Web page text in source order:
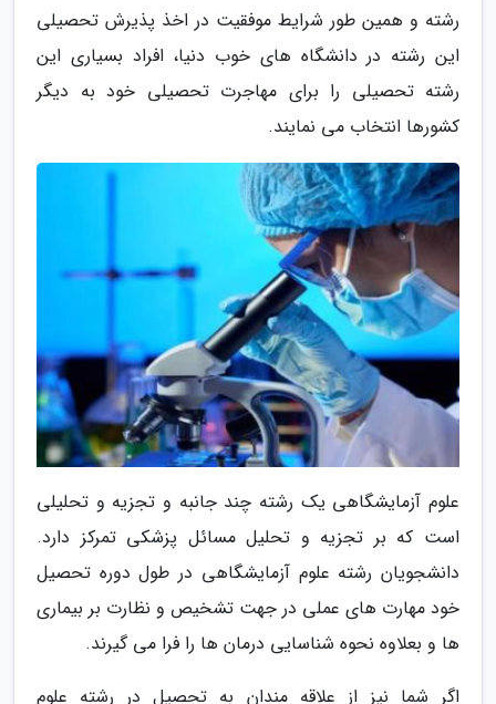
رشته و همین طور شرایط موفقیت در اخذ پذیرش تحصیلی
این رشته در دانشگاه های خوب دنیا، افراد بسیاری این
رشته تحصیلی را برای مهاجرت تحصیلی خود به دیگر
کشورها انتخاب می نمایند.
علوم آزمایشگاهی یک رشته چند جانبه و تجزیه و تحلیلی
است که بر تجزیه و تحلیل مسائل پزشکی تمرکز دارد.
دانشجویان رشته علوم آزمایشگاهی در طول دوره تحصیل
خود مهارت های عملی در جهت تشخیص و نظارت بر بیماری
ها و بعلاوه نحوه شناسایی درمان ها را فرا می گیرند.
اگر شما نیز از علاقه مندان به تحصیل در رشته علوم